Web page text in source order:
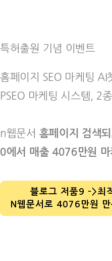
특허출원 기념 이벤트
홈페이지 SEO 마케팅 AI
PSEO 마케팅 시스템, 2종
n웹문서 홈페이지 검색
0에서 매출 4076만원 마
블로그 저품9 ->최
N웹문서로 4076만원 만